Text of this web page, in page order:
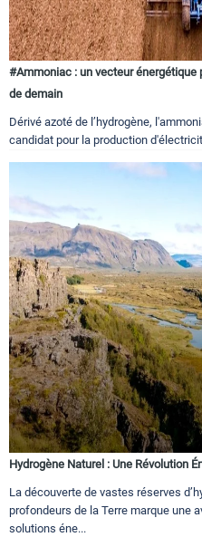
#Ammoniac : un vecteur
de demain
Dérivé azoté de l’hydrogène,
candidat pour la production
Hydrogène Naturel : Une Révolution
La découverte de vastes réserves
profondeurs de la Terre marque une
solutions éne...